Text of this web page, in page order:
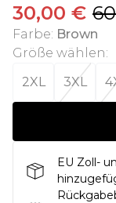
30,00 €
Farbe: Brown
Größe wählen:
2XL
3XL
EU Zoll-